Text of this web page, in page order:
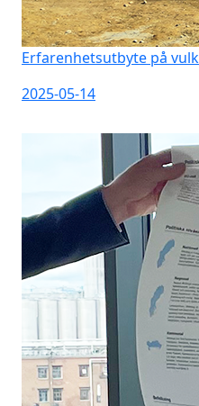
Erfarenhetsutbyte på
2025-05-14